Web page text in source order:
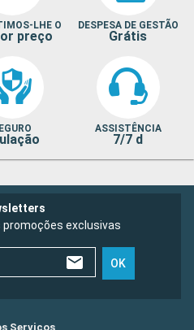
LHE O
preço
DESPESA DE GESTÃO
Grátis
ASSISTÊNCIA
7/7 d
promoções exclusivas
OK
Serviços